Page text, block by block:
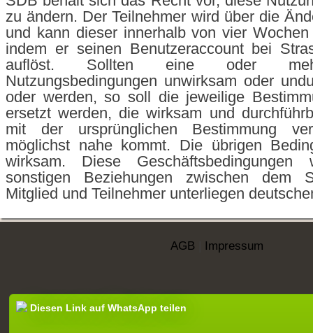
zu ändern. Der Teilnehmer wird über die
und kann dieser innerhalb von vier Wochen
indem er seinen Benutzeraccount bei
auflöst. Sollten eine oder
Nutzungsbedingungen unwirksam oder
oder werden, so soll die jeweilige
ersetzt werden, die wirksam und
mit der ursprünglichen Bestimmung
möglichst nahe kommt. Die übrigen
wirksam. Diese
sonstigen Beziehungen zwischen dem
Mitglied und Teilnehmer unterliegen
AGB Impressum
Diesen Link auf WhatsApp teilen